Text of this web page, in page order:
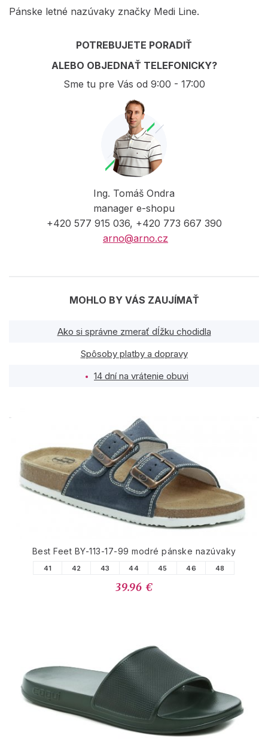
Pánske letné nazúvaky značky Medi Line.
POTREBUJETE PORADIŤ
ALEBO OBJEDNAŤ TELEFONICKY?
Sme tu pre Vás od 9:00 - 17:00
Ing. Tomáš Ondra
manager e-shopu
+420 577 915 036, +420 773 667 390
arno@arno.cz
MOHLO BY VÁS ZAUJÍMAŤ
Ako si správne zmerať dĺžku chodidla
Spôsoby platby a dopravy
14 dní na vrátenie obuvi
PODOBNÉ PRODUKTY
Best Feet BY-113-17-99 modré pánske nazúvaky
41 42 43 44 45 46 48
39.96 €